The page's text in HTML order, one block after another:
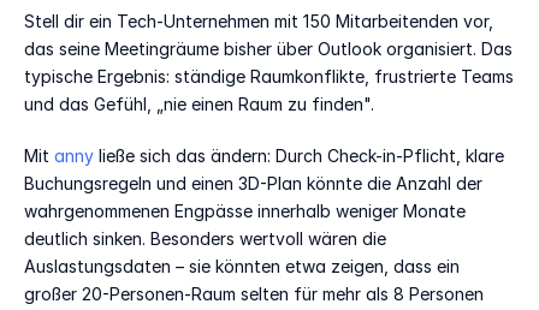
Stell dir ein Tech-Unternehmen mit 150 Mitarbeitenden vor,
das seine Meetingräume bisher über Outlook organisiert. Das
typische Ergebnis: ständige Raumkonflikte, frustrierte Teams
und das Gefühl, „nie einen Raum zu finden".
Mit anny ließe sich das ändern: Durch Check-in-Pflicht, klare
Buchungsregeln und einen 3D-Plan könnte die Anzahl der
wahrgenommenen Engpässe innerhalb weniger Monate
deutlich sinken. Besonders wertvoll wären die
Auslastungsdaten – sie könnten etwa zeigen, dass ein
großer 20-Personen-Raum selten für mehr als 8 Personen